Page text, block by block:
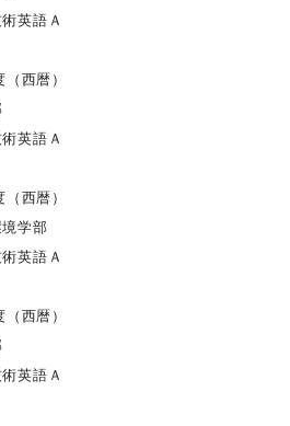
英語Ａ
西暦）
英語Ａ
西暦）
学部
英語Ａ
西暦）
英語Ａ